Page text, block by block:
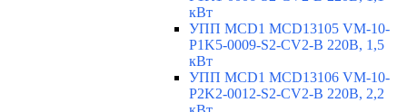
кВт
УПП MCD1 MCD13105 VM-10-
P1K5-0009-S2-CV2-B 220В, 1,5
кВт
УПП MCD1 MCD13106 VM-10-
P2K2-0012-S2-CV2-B 220В, 2,2